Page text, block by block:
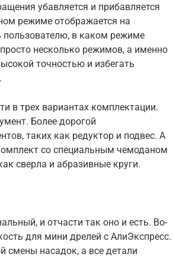
убавляется и прибавляется
режиме отображается на
в каком режиме
несколько режимов, а именно
точностью и избегать
в трех вариантах комплектации.
Более дорогой
таких как редуктор и подвес. А
со специальным чемоданом
сверла и абразивные круги.
и отчасти так оно и есть. Во-
для мини дрелей с АлиЭкспресс.
смены насадок, а все детали